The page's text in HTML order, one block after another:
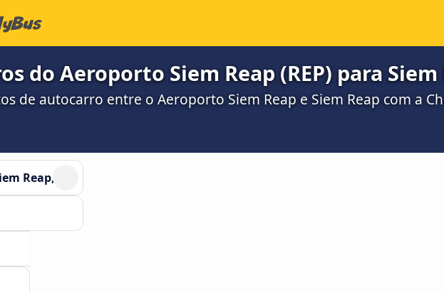
do Aeroporto Siem Reap (REP) para Siem
de autocarro entre o Aeroporto Siem Reap e Siem Reap com a